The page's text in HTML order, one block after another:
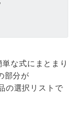
な式にまとまり
部分が
の選択リストで